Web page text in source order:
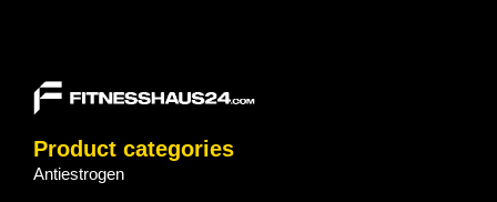
Product categories
Antiestrogen